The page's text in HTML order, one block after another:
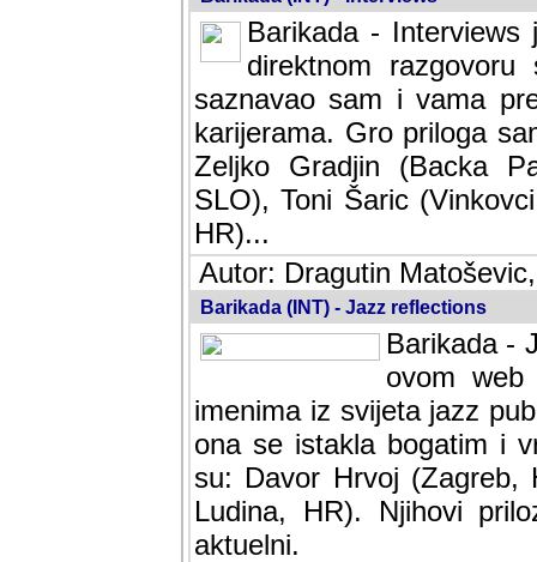
Barikada -
direktnom
saznavao sam i vama
karijerama. Gro priloga
Zeljko Gradjin (Backa
SLO), Toni Šaric
HR)...
Autor: Dragutin
Barikada (INT) - Jazz reflections
Barikada -
ovom web
imenima iz svijeta jazz
ona se istakla bogatim i
su: Davor Hrvoj (Zagreb,
Ludina, HR). Njihovi
aktuelni.